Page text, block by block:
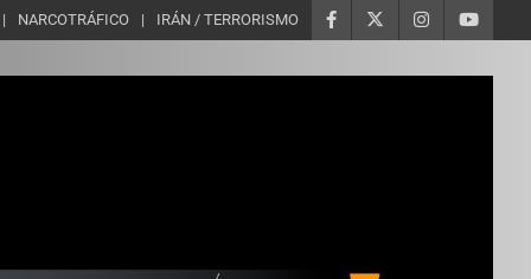
NARCOTRÁFICO IRÁN / TERRORISMO